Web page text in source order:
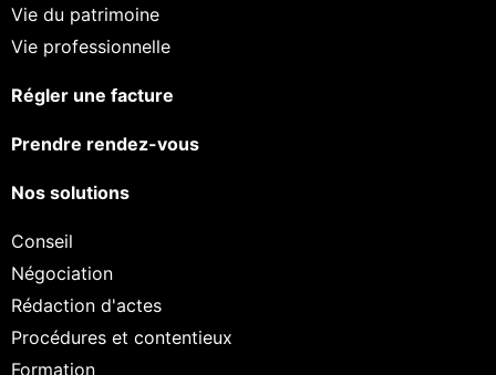
Vie du patrimoine
Vie professionnelle
Régler une facture
Prendre rendez-vous
Nos solutions
Conseil
Négociation
Rédaction d'actes
Procédures et contentieux
Formation